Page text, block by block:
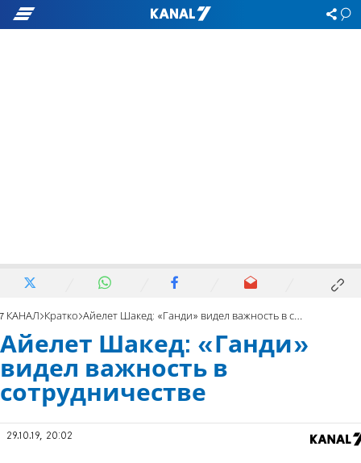
7 КАНАЛ Кратко Айелет Шакед: «Ганди» видел важность в сотрудничестве
Айелет Шакед: «Ганди»
видел важность в
сотрудничестве
29.10.19, 20:02